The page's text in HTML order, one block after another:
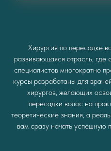
Хирургия по пересадке
развивающаяся отрасль, где
специалистов многократно
курсы разработаны для
хирургов, желающих
пересадки волос на
теоретические знания, а
вам сразу начать успешную